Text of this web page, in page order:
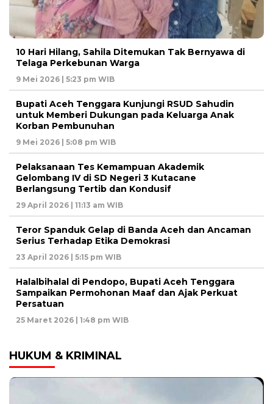
10 Hari Hilang, Sahila Ditemukan Tak Bernyawa di
Telaga Perkebunan Warga
9 Mei 2026 | 5:23 pm WIB
Bupati Aceh Tenggara Kunjungi RSUD Sahudin
untuk Memberi Dukungan pada Keluarga Anak
Korban Pembunuhan
9 Mei 2026 | 5:08 pm WIB
Pelaksanaan Tes Kemampuan Akademik
Gelombang IV di SD Negeri 3 Kutacane
Berlangsung Tertib dan Kondusif
29 April 2026 | 11:13 am WIB
Teror Spanduk Gelap di Banda Aceh dan Ancaman
Serius Terhadap Etika Demokrasi
23 April 2026 | 5:15 pm WIB
Halalbihalal di Pendopo, Bupati Aceh Tenggara
Sampaikan Permohonan Maaf dan Ajak Perkuat
Persatuan
25 Maret 2026 | 1:48 pm WIB
HUKUM & KRIMINAL